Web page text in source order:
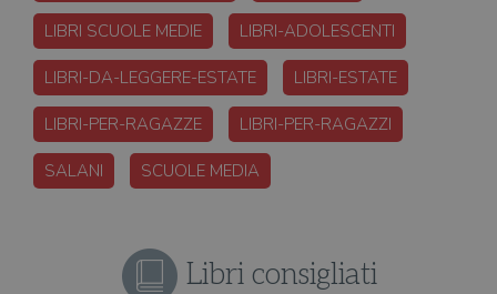
LIBRI SCUOLE MEDIE LIBRI-ADOLESCENTI
LIBRI-DA-LEGGERE-ESTATE LIBRI-ESTATE
LIBRI-PER-RAGAZZE LIBRI-PER-RAGAZZI
SALANI SCUOLE MEDIA
Libri consigliati